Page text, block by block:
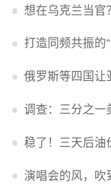
想在乌克兰当官
打造同频共振的“
俄罗斯等四国让亚
调查：三分之一美国人
稳了！三天后油
演唱会的风，吹